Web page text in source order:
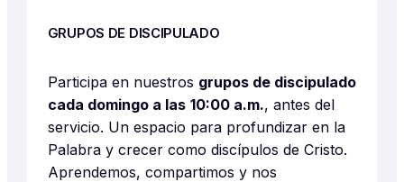
GRUPOS DE DISCIPULADO
Participa en nuestros grupos de discipulado
cada domingo a las 10:00 a.m., antes del
servicio. Un espacio para profundizar en la
Palabra y crecer como discípulos de Cristo.
Aprendemos, compartimos y nos